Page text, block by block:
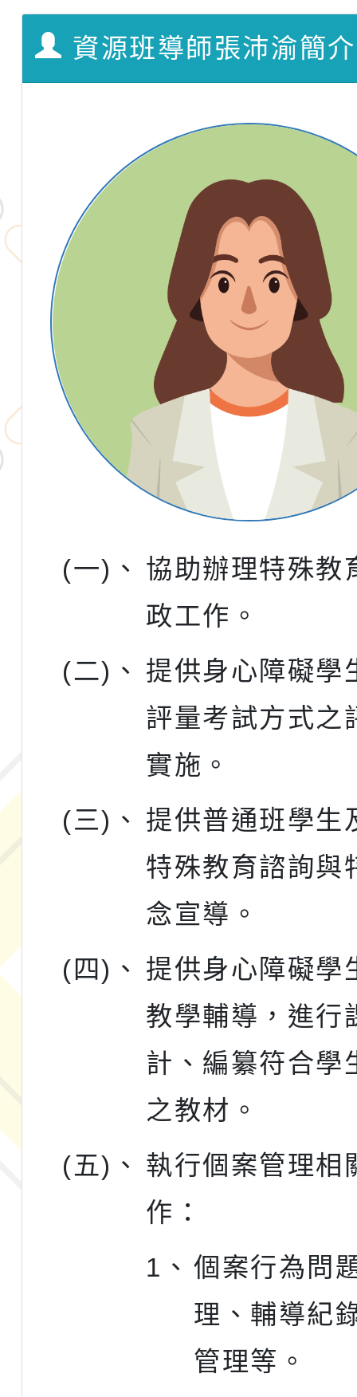
資源班導師張沛渝簡介
(一)、 協助辦理特殊教
政工作。
(二)、 提供身心障礙學
評量考試方式之
實施。
(三)、 提供普通班學生
特殊教育諮詢與
念宣導。
(四)、 提供身心障礙學
教學輔導，進行
計、編纂符合學
之教材。
(五)、 執行個案管理相
作：
1、 個案行為問
理、輔導紀
管理等。